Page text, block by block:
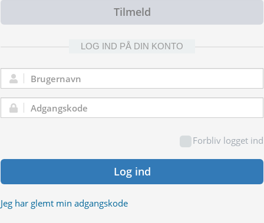
Tilmeld
LOG IND PÅ DIN KONTO
Brugernavn:
Adgangskode:
Forbliv logget ind
Log ind
Jeg har glemt min adgangskode